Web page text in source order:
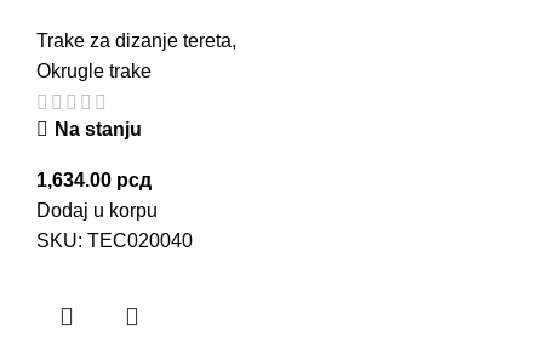
Trake za dizanje tereta,
Okrugle trake
Na stanju
1,634.00 рсд
Dodaj u korpu
SKU: TEC020040